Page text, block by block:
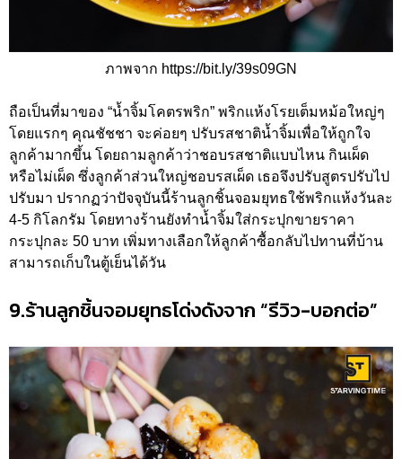
ภาพจาก https://bit.ly/39s09GN
ถือเป็นที่มาของ “น้ำจิ้มโคตรพริก” พริกแห้งโรยเต็มหม้อใหญ่ๆ
โดยแรกๆ คุณชัชชา จะค่อยๆ ปรับรสชาติน้ำจิ้มเพื่อให้ถูกใจ
ลูกค้ามากขึ้น โดยถามลูกค้าว่าชอบรสชาติแบบไหน กินเผ็ด
หรือไม่เผ็ด ซึ่งลูกค้าส่วนใหญ่ชอบรสเผ็ด เธอจึงปรับสูตรปรับไป
ปรับมา ปรากฏว่าปัจจุบันนี้ร้านลูกชิ้นจอมยุทธใช้พริกแห้งวันละ
4-5 กิโลกรัม โดยทางร้านยังทำน้ำจิ้มใส่กระปุกขายราคา
กระปุกละ 50 บาท เพิ่มทางเลือกให้ลูกค้าซื้อกลับไปทานที่บ้าน
สามารถเก็บในตู้เย็นได้วัน
9.ร้านลูกชิ้นจอมยุทธโด่งดังจาก “รีวิว-บอกต่อ”